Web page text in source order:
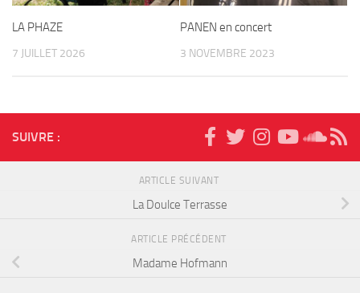
LA PHAZE
7 JUILLET 2026
PANEN en concert
3 NOVEMBRE 2023
SUIVRE :
ARTICLE SUIVANT
La Doulce Terrasse
ARTICLE PRÉCÉDENT
Madame Hofmann